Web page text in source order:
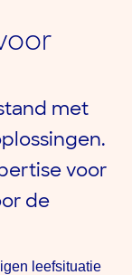
met
voor
de
leefsituatie